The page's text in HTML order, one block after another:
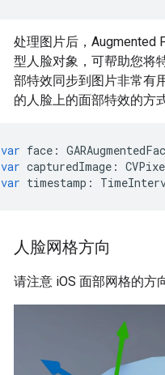
处理图片后，Augmented
型人脸对象，可帮助您将
部特效同步到图片非常有
的人脸上的面部特效的方
var face :
var capturedImage :
var timestamp :
人脸网格方向
请注意 iOS 面部网格的方